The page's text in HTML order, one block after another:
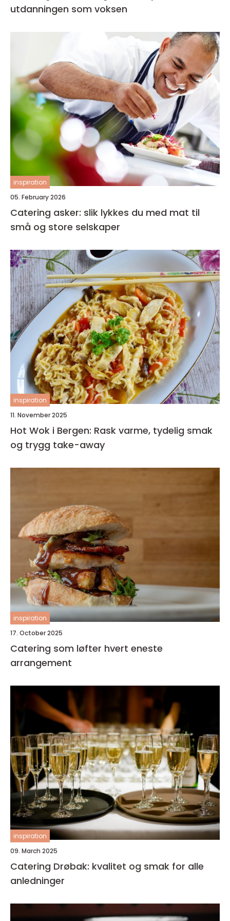
utdanningen som voksen
inspiration
05. February 2026
Catering asker: slik lykkes du med mat til
små og store selskaper
inspiration
11. November 2025
Hot Wok i Bergen: Rask varme, tydelig smak
og trygg take-away
inspiration
17. October 2025
Catering som løfter hvert eneste
arrangement
inspiration
09. March 2025
Catering Drøbak: kvalitet og smak for alle
anledninger